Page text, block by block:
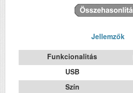
Jellemzők
Funkcionalitás
USB
Szín